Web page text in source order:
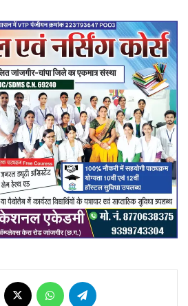
Facebook WhatsApp